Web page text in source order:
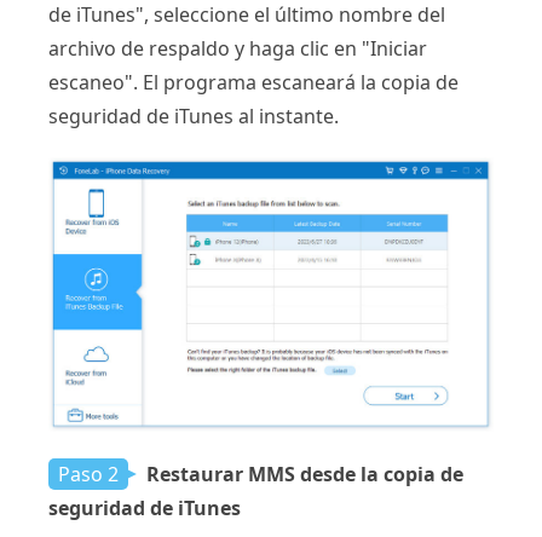
de iTunes", seleccione el último nombre del
archivo de respaldo y haga clic en "Iniciar
escaneo". El programa escaneará la copia de
seguridad de iTunes al instante.
Paso 2
Restaurar MMS desde la copia de
seguridad de iTunes